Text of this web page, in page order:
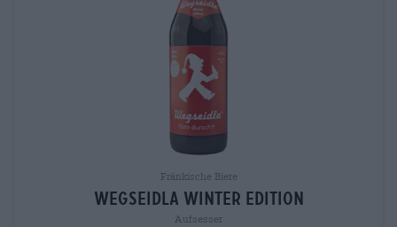
Fränkische Biere
Wegseidla Winter Edition
Aufsesser